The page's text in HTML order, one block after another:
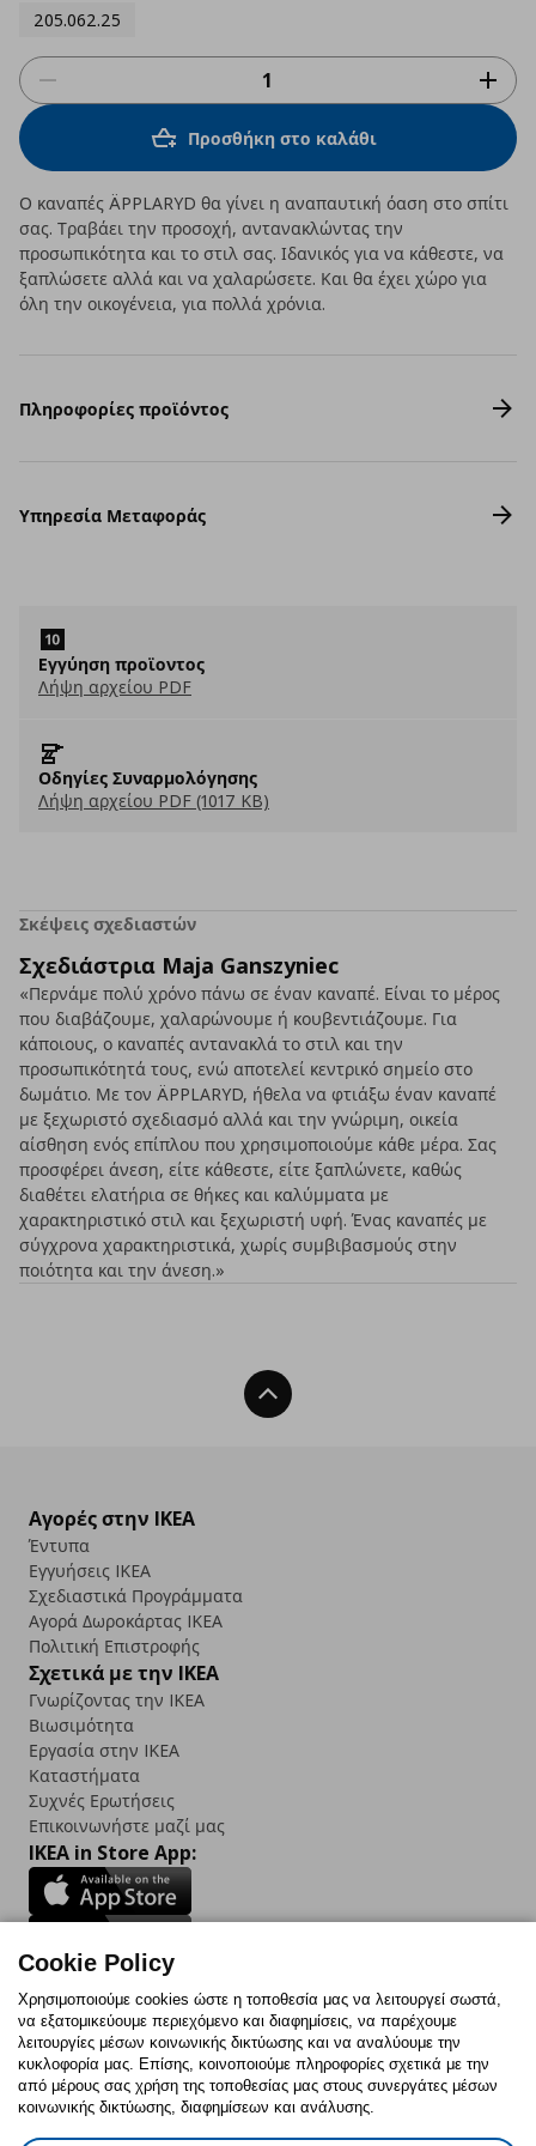
205.062.25
Προσθήκη στο καλάθι
Ο καναπές ÄPPLARYD θα γίνει η αναπαυτική όαση στο σπίτι
σας. Τραβάει την προσοχή, αντανακλώντας την
προσωπικότητα και το στιλ σας. Ιδανικός για να κάθεστε, να
ξαπλώσετε αλλά και να χαλαρώσετε. Και θα έχει χώρο για
όλη την οικογένεια, για πολλά χρόνια.
Πληροφορίες προϊόντος
Υπηρεσία Μεταφοράς
Eγγύηση προϊοντος
Λήψη αρχείου PDF
Οδηγίες Συναρμολόγησης
Λήψη αρχείου PDF (1017 KB)
Σκέψεις σχεδιαστών
Σχεδιάστρια Maja Ganszyniec
«Περνάμε πολύ χρόνο πάνω σε έναν καναπέ. Είναι το μέρος
που διαβάζουμε, χαλαρώνουμε ή κουβεντιάζουμε. Για
κάποιους, ο καναπές αντανακλά το στιλ και την
προσωπικότητά τους, ενώ αποτελεί κεντρικό σημείο στο
δωμάτιο. Με τον ÄPPLARYD, ήθελα να φτιάξω έναν καναπέ
με ξεχωριστό σχεδιασμό αλλά και την γνώριμη, οικεία
αίσθηση ενός επίπλου που χρησιμοποιούμε κάθε μέρα. Σας
προσφέρει άνεση, είτε κάθεστε, είτε ξαπλώνετε, καθώς
διαθέτει ελατήρια σε θήκες και καλύμματα με
χαρακτηριστικό στιλ και ξεχωριστή υφή. Ένας καναπές με
σύγχρονα χαρακτηριστικά, χωρίς συμβιβασμούς στην
ποιότητα και την άνεση.»
Back To Top
Αγορές στην IKEA
Έντυπα
Εγγυήσεις IKEA
Σχεδιαστικά Προγράμματα
Αγορά Δωρoκάρτας IKEA
Πολιτική Επιστροφής
Σχετικά με την IKEA
Γνωρίζοντας την IKEA
Βιωσιμότητα
Εργασία στην IKEA
Καταστήματα
Συχνές Ερωτήσεις
Επικοινωνήστε μαζί μας
IKEA in Store App:
Follow us:
FacebookInstagram
TikTokYoutubePinterestTwitter
Cookie Policy
Χρησιμοποιούμε cookies ώστε η τοποθεσία μας να λειτουργεί σωστά,
να εξατομικεύουμε περιεχόμενο και διαφημίσεις, να παρέχουμε
λειτουργίες μέσων κοινωνικής δικτύωσης και να αναλύουμε την
κυκλοφορία μας. Επίσης, κοινοποιούμε πληροφορίες σχετικά με την
από μέρους σας χρήση της τοποθεσίας μας στους συνεργάτες μέσων
κοινωνικής δικτύωσης, διαφημίσεων και ανάλυσης.